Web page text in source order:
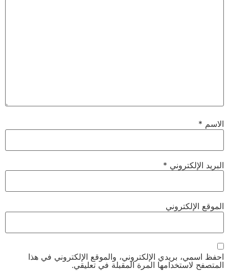
الاسم *
البريد الإلكتروني *
الموقع الإلكتروني
احفظ اسمي، بريدي الإلكتروني، والموقع الإلكتروني في هذا
المتصفح لاستخدامها المرة المقبلة في تعليقي.